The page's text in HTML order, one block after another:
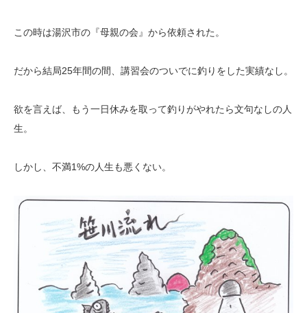
この時は湯沢市の『母親の会』から依頼された。
だから結局25年間の間、講習会のついでに釣りをした実績なし。
欲を言えば、もう一日休みを取って釣りがやれたら文句なしの人
生。
しかし、不満1%の人生も悪くない。